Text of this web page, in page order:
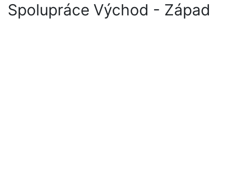
Spolupráce Východ - Západ